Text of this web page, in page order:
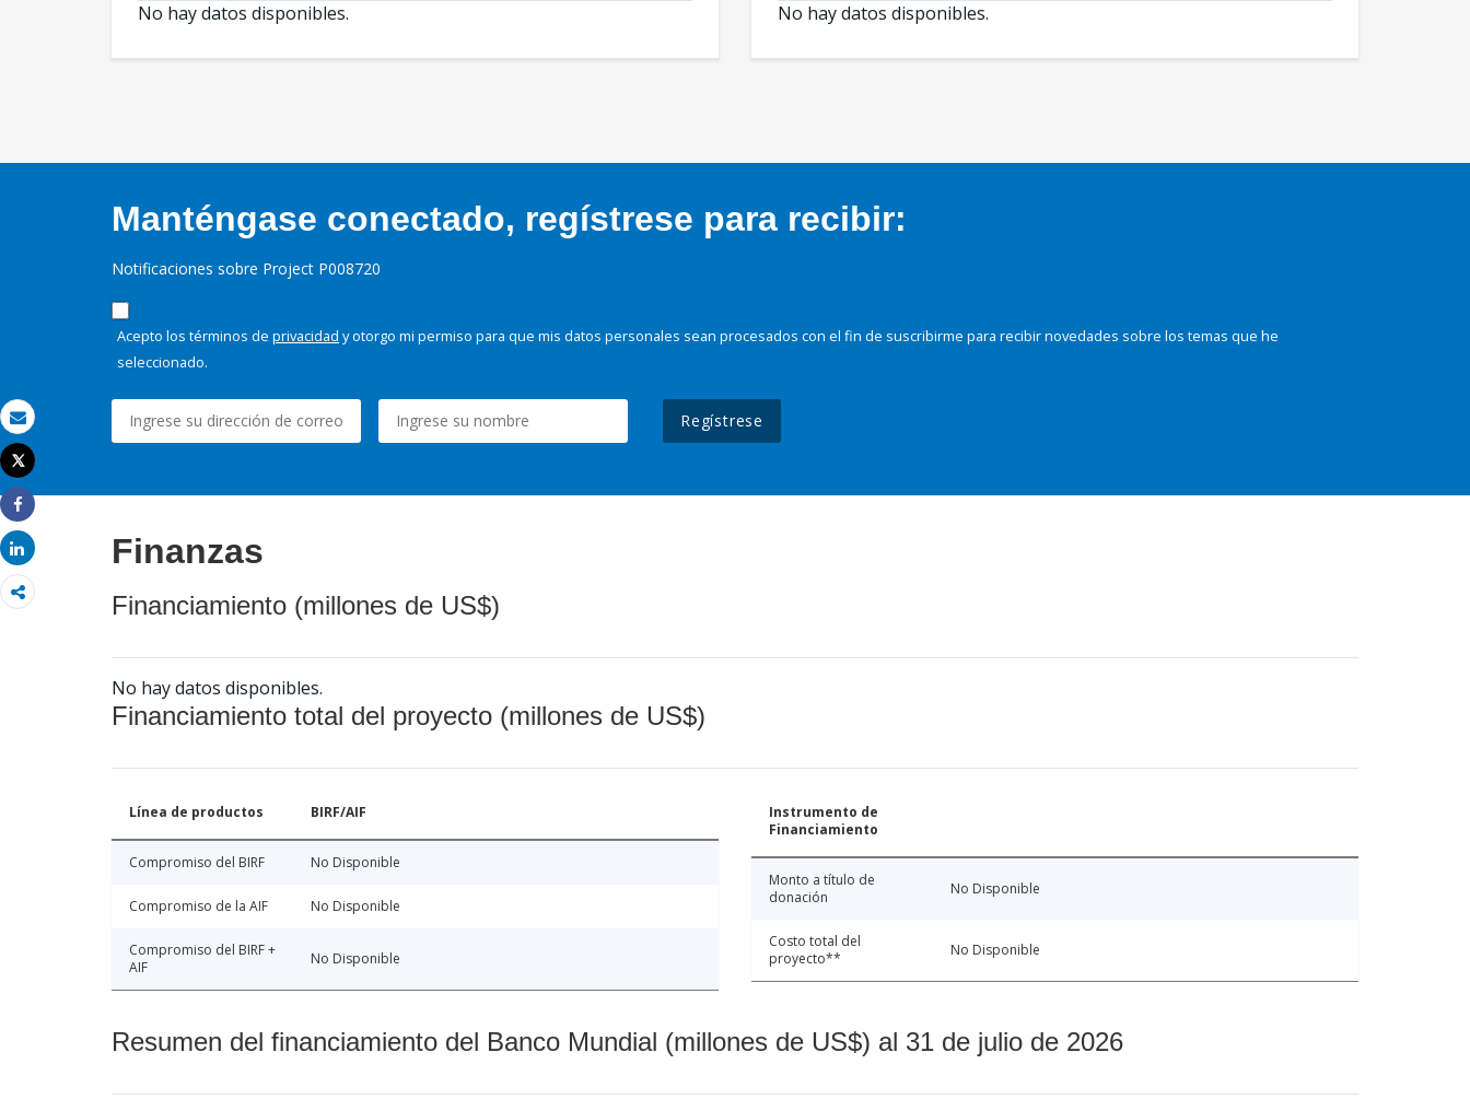
Correo electrónico
Imprimir
Tweet
Share
Share
No hay datos disponibles. No hay datos disponibles.
Manténgase conectado, regístrese para recibir:
Notificaciones sobre Project P008720
Acepto los términos de privacidad y otorgo mi permiso para que mis datos personales sean procesados con el fin de suscribirme para recibir novedades sobre los temas que he
seleccionado.
Regístrese
Finanzas
Financiamiento (millones de US$)
No hay datos disponibles.
Financiamiento total del proyecto (millones de US$)
Línea de productos BIRF/AIF
Compromiso del BIRF No Disponible
Compromiso de la AIF No Disponible
Compromiso del BIRF +
AIF
No Disponible
Instrumento de
Financiamiento
Monto a título de
donación
No Disponible
Costo total del
proyecto**
No Disponible
Resumen del financiamiento del Banco Mundial (millones de US$) al 31 de julio de 2026